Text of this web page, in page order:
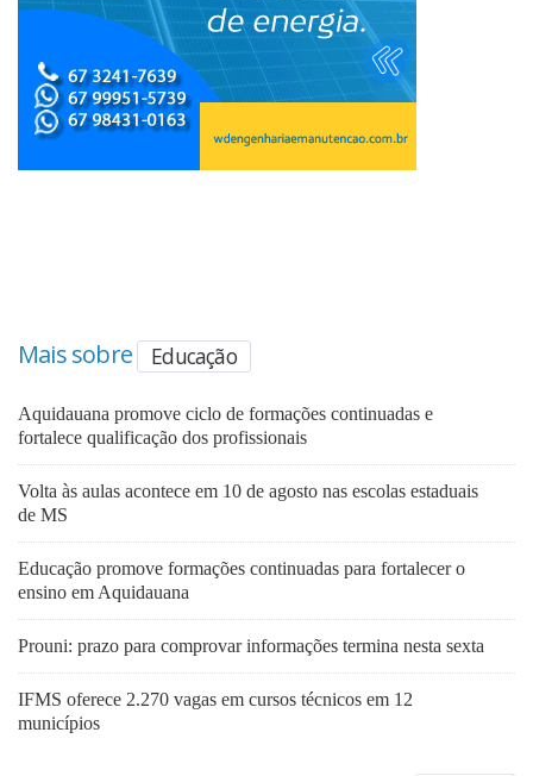
Mais sobre Educação
Aquidauana promove ciclo de formações continuadas e
fortalece qualificação dos profissionais
Volta às aulas acontece em 10 de agosto nas escolas estaduais
de MS
Educação promove formações continuadas para fortalecer o
ensino em Aquidauana
Prouni: prazo para comprovar informações termina nesta sexta
IFMS oferece 2.270 vagas em cursos técnicos em 12
municípios